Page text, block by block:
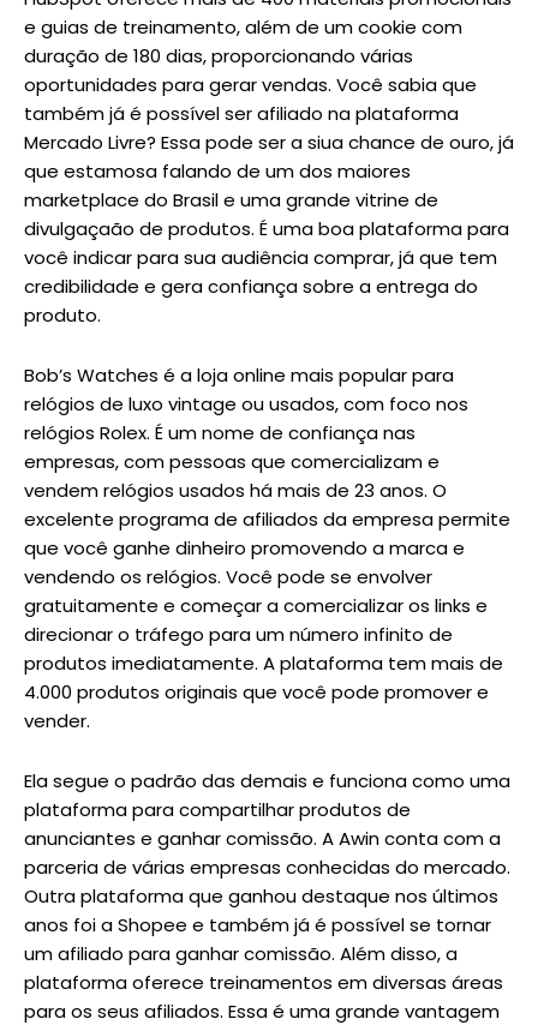
e guias de treinamento, além de um cookie com
duração de 180 dias, proporcionando várias
oportunidades para gerar vendas. Você sabia que
também já é possível ser afiliado na plataforma
Mercado Livre? Essa pode ser a siua chance de ouro, já
que estamosa falando de um dos maiores
marketplace do Brasil e uma grande vitrine de
divulgaçaão de produtos. É uma boa plataforma para
você indicar para sua audiência comprar, já que tem
credibilidade e gera confiança sobre a entrega do
produto.
Bob’s Watches é a loja online mais popular para
relógios de luxo vintage ou usados, com foco nos
relógios Rolex. É um nome de confiança nas
empresas, com pessoas que comercializam e
vendem relógios usados há mais de 23 anos. O
excelente programa de afiliados da empresa permite
que você ganhe dinheiro promovendo a marca e
vendendo os relógios. Você pode se envolver
gratuitamente e começar a comercializar os links e
direcionar o tráfego para um número infinito de
produtos imediatamente. A plataforma tem mais de
4.000 produtos originais que você pode promover e
vender.
Ela segue o padrão das demais e funciona como uma
plataforma para compartilhar produtos de
anunciantes e ganhar comissão. A Awin conta com a
parceria de várias empresas conhecidas do mercado.
Outra plataforma que ganhou destaque nos últimos
anos foi a Shopee e também já é possível se tornar
um afiliado para ganhar comissão. Além disso, a
plataforma oferece treinamentos em diversas áreas
para os seus afiliados. Essa é uma grande vantagem